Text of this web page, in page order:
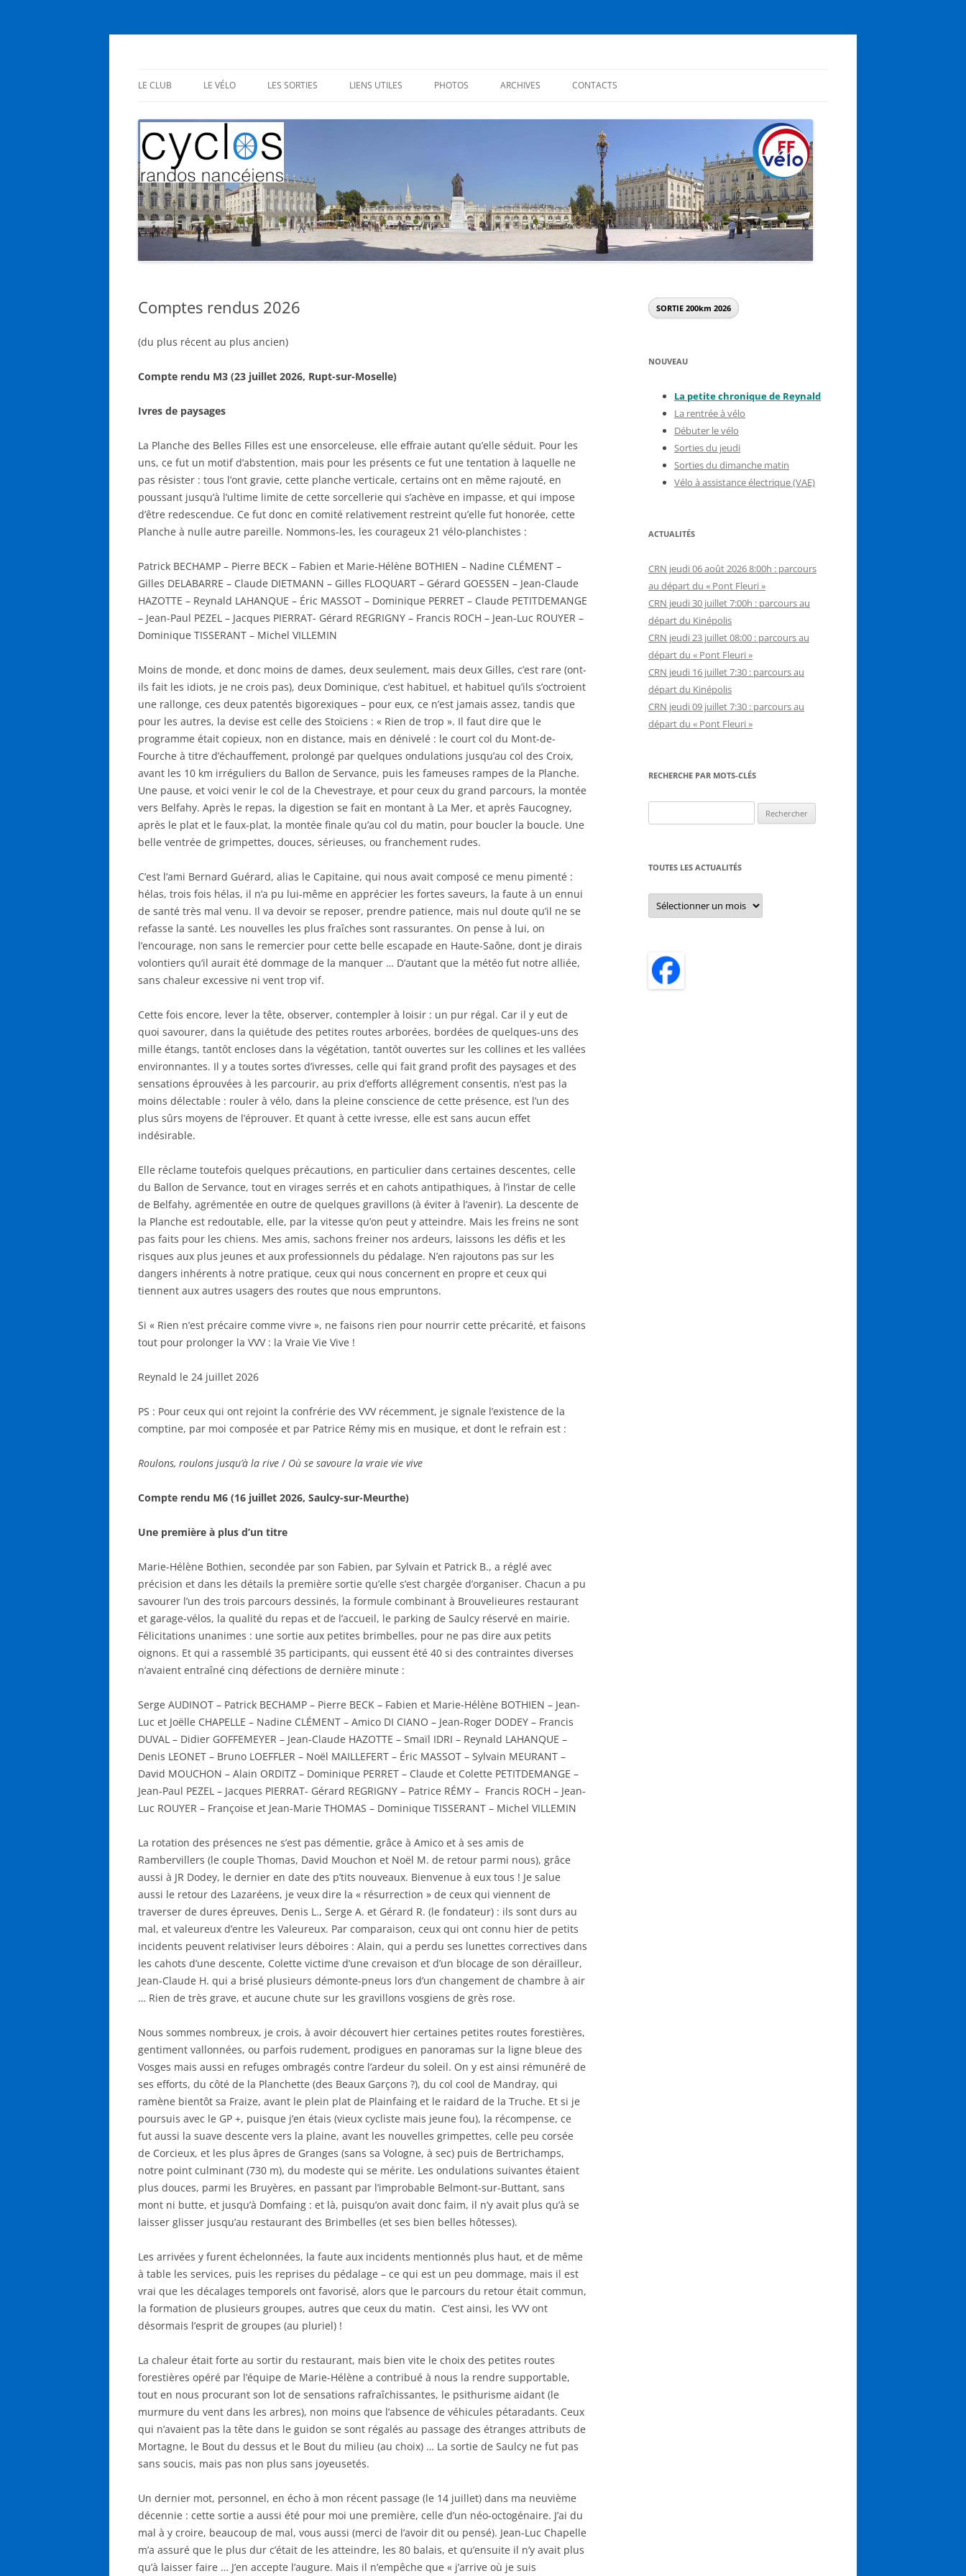
Aller
LE CLUB
STATUTS
INSCRIPTIONS
AG – RÉUNIONS
LE VÉLO
SES BIENFAITS
NOUS L’AIMONS
LES SORTIES LIENS UTILES PHOTOS ARCHIVES
CHRONIQUES 2014
CHRONIQUES 2013
PREMIÈRES CHRONIQUES (2012)
CONTACTS
Comptes rendus 2026
(du plus récent au plus ancien)
Compte rendu M3 (23 juillet 2026, Rupt-sur-Moselle)
Ivres de paysages
La Planche des Belles Filles est une ensorceleuse, elle effraie autant qu’elle séduit. Pour les
uns, ce fut un motif d’abstention, mais pour les présents ce fut une tentation à laquelle ne
pas résister : tous l’ont gravie, cette planche verticale, certains ont en même rajouté, en
poussant jusqu’à l’ultime limite de cette sorcellerie qui s’achève en impasse, et qui impose
d’être redescendue. Ce fut donc en comité relativement restreint qu’elle fut honorée, cette
Planche à nulle autre pareille. Nommons-les, les courageux 21 vélo-planchistes :
Patrick BECHAMP – Pierre BECK – Fabien et Marie-Hélène BOTHIEN – Nadine CLÉMENT –
Gilles DELABARRE – Claude DIETMANN – Gilles FLOQUART – Gérard GOESSEN – Jean-Claude
HAZOTTE – Reynald LAHANQUE – Éric MASSOT – Dominique PERRET – Claude PETITDEMANGE
– Jean-Paul PEZEL – Jacques PIERRAT- Gérard REGRIGNY – Francis ROCH – Jean-Luc ROUYER –
Dominique TISSERANT – Michel VILLEMIN
Moins de monde, et donc moins de dames, deux seulement, mais deux Gilles, c’est rare (ont-
ils fait les idiots, je ne crois pas), deux Dominique, c’est habituel, et habituel qu’ils s’octroient
une rallonge, ces deux patentés bigorexiques – pour eux, ce n’est jamais assez, tandis que
pour les autres, la devise est celle des Stoïciens : « Rien de trop ». Il faut dire que le
programme était copieux, non en distance, mais en dénivelé : le court col du Mont-de-
Fourche à titre d’échauffement, prolongé par quelques ondulations jusqu’au col des Croix,
avant les 10 km irréguliers du Ballon de Servance, puis les fameuses rampes de la Planche.
Une pause, et voici venir le col de la Chevestraye, et pour ceux du grand parcours, la montée
vers Belfahy. Après le repas, la digestion se fait en montant à La Mer, et après Faucogney,
après le plat et le faux-plat, la montée finale qu’au col du matin, pour boucler la boucle. Une
belle ventrée de grimpettes, douces, sérieuses, ou franchement rudes.
C’est l’ami Bernard Guérard, alias le Capitaine, qui nous avait composé ce menu pimenté :
hélas, trois fois hélas, il n’a pu lui-même en apprécier les fortes saveurs, la faute à un ennui
de santé très mal venu. Il va devoir se reposer, prendre patience, mais nul doute qu’il ne se
refasse la santé. Les nouvelles les plus fraîches sont rassurantes. On pense à lui, on
l’encourage, non sans le remercier pour cette belle escapade en Haute-Saône, dont je dirais
volontiers qu’il aurait été dommage de la manquer … D’autant que la météo fut notre alliée,
sans chaleur excessive ni vent trop vif.
Cette fois encore, lever la tête, observer, contempler à loisir : un pur régal. Car il y eut de
quoi savourer, dans la quiétude des petites routes arborées, bordées de quelques-uns des
mille étangs, tantôt encloses dans la végétation, tantôt ouvertes sur les collines et les vallées
environnantes. Il y a toutes sortes d’ivresses, celle qui fait grand profit des paysages et des
sensations éprouvées à les parcourir, au prix d’efforts allégrement consentis, n’est pas la
moins délectable : rouler à vélo, dans la pleine conscience de cette présence, est l’un des
plus sûrs moyens de l’éprouver. Et quant à cette ivresse, elle est sans aucun effet
indésirable.
Elle réclame toutefois quelques précautions, en particulier dans certaines descentes, celle
du Ballon de Servance, tout en virages serrés et en cahots antipathiques, à l’instar de celle
de Belfahy, agrémentée en outre de quelques gravillons (à éviter à l’avenir). La descente de
la Planche est redoutable, elle, par la vitesse qu’on peut y atteindre. Mais les freins ne sont
pas faits pour les chiens. Mes amis, sachons freiner nos ardeurs, laissons les défis et les
risques aux plus jeunes et aux professionnels du pédalage. N’en rajoutons pas sur les
dangers inhérents à notre pratique, ceux qui nous concernent en propre et ceux qui
tiennent aux autres usagers des routes que nous empruntons.
Si « Rien n’est précaire comme vivre », ne faisons rien pour nourrir cette précarité, et faisons
tout pour prolonger la VVV : la Vraie Vie Vive !
Reynald le 24 juillet 2026
PS : Pour ceux qui ont rejoint la confrérie des VVV récemment, je signale l’existence de la
comptine, par moi composée et par Patrice Rémy mis en musique, et dont le refrain est :
Roulons, roulons jusqu’à la rive / Où se savoure la vraie vie vive
Compte rendu M6 (16 juillet 2026, Saulcy-sur-Meurthe)
Une première à plus d’un titre
Marie-Hélène Bothien, secondée par son Fabien, par Sylvain et Patrick B., a réglé avec
précision et dans les détails la première sortie qu’elle s’est chargée d’organiser. Chacun a pu
savourer l’un des trois parcours dessinés, la formule combinant à Brouvelieures restaurant
et garage-vélos, la qualité du repas et de l’accueil, le parking de Saulcy réservé en mairie.
Félicitations unanimes : une sortie aux petites brimbelles, pour ne pas dire aux petits
oignons. Et qui a rassemblé 35 participants, qui eussent été 40 si des contraintes diverses
n’avaient entraîné cinq défections de dernière minute :
Serge AUDINOT – Patrick BECHAMP – Pierre BECK – Fabien et Marie-Hélène BOTHIEN – Jean-
Luc et Joëlle CHAPELLE – Nadine CLÉMENT – Amico DI CIANO – Jean-Roger DODEY – Francis
DUVAL – Didier GOFFEMEYER – Jean-Claude HAZOTTE – Smaïl IDRI – Reynald LAHANQUE –
Denis LEONET – Bruno LOEFFLER – Noël MAILLEFERT – Éric MASSOT – Sylvain MEURANT –
David MOUCHON – Alain ORDITZ – Dominique PERRET – Claude et Colette PETITDEMANGE –
Jean-Paul PEZEL – Jacques PIERRAT- Gérard REGRIGNY – Patrice RÉMY – Francis ROCH – Jean-
Luc ROUYER – Françoise et Jean-Marie THOMAS – Dominique TISSERANT – Michel VILLEMIN
La rotation des présences ne s’est pas démentie, grâce à Amico et à ses amis de
Rambervillers (le couple Thomas, David Mouchon et Noël M. de retour parmi nous), grâce
aussi à JR Dodey, le dernier en date des p’tits nouveaux. Bienvenue à eux tous ! Je salue
aussi le retour des Lazaréens, je veux dire la « résurrection » de ceux qui viennent de
traverser de dures épreuves, Denis L., Serge A. et Gérard R. (le fondateur) : ils sont durs au
mal, et valeureux d’entre les Valeureux. Par comparaison, ceux qui ont connu hier de petits
incidents peuvent relativiser leurs déboires : Alain, qui a perdu ses lunettes correctives dans
les cahots d’une descente, Colette victime d’une crevaison et d’un blocage de son dérailleur,
Jean-Claude H. qui a brisé plusieurs démonte-pneus lors d’un changement de chambre à air
… Rien de très grave, et aucune chute sur les gravillons vosgiens de grès rose.
Nous sommes nombreux, je crois, à avoir découvert hier certaines petites routes forestières,
gentiment vallonnées, ou parfois rudement, prodigues en panoramas sur la ligne bleue des
Vosges mais aussi en refuges ombragés contre l’ardeur du soleil. On y est ainsi rémunéré de
ses efforts, du côté de la Planchette (des Beaux Garçons ?), du col cool de Mandray, qui
ramène bientôt sa Fraize, avant le plein plat de Plainfaing et le raidard de la Truche. Et si je
poursuis avec le GP +, puisque j’en étais (vieux cycliste mais jeune fou), la récompense, ce
fut aussi la suave descente vers la plaine, avant les nouvelles grimpettes, celle peu corsée
de Corcieux, et les plus âpres de Granges (sans sa Vologne, à sec) puis de Bertrichamps,
notre point culminant (730 m), du modeste qui se mérite. Les ondulations suivantes étaient
plus douces, parmi les Bruyères, en passant par l’improbable Belmont-sur-Buttant, sans
mont ni butte, et jusqu’à Domfaing : et là, puisqu’on avait donc faim, il n’y avait plus qu’à se
laisser glisser jusqu’au restaurant des Brimbelles (et ses bien belles hôtesses).
Les arrivées y furent échelonnées, la faute aux incidents mentionnés plus haut, et de même
à table les services, puis les reprises du pédalage – ce qui est un peu dommage, mais il est
vrai que les décalages temporels ont favorisé, alors que le parcours du retour était commun,
la formation de plusieurs groupes, autres que ceux du matin. C’est ainsi, les VVV ont
désormais l’esprit de groupes (au pluriel) !
La chaleur était forte au sortir du restaurant, mais bien vite le choix des petites routes
forestières opéré par l’équipe de Marie-Hélène a contribué à nous la rendre supportable,
tout en nous procurant son lot de sensations rafraîchissantes, le psithurisme aidant (le
murmure du vent dans les arbres), non moins que l’absence de véhicules pétaradants. Ceux
qui n’avaient pas la tête dans le guidon se sont régalés au passage des étranges attributs de
Mortagne, le Bout du dessus et le Bout du milieu (au choix) … La sortie de Saulcy ne fut pas
sans soucis, mais pas non plus sans joyeusetés.
Un dernier mot, personnel, en écho à mon récent passage (le 14 juillet) dans ma neuvième
décennie : cette sortie a aussi été pour moi une première, celle d’un néo-octogénaire. J’ai du
mal à y croire, beaucoup de mal, vous aussi (merci de l’avoir dit ou pensé). Jean-Luc Chapelle
m’a assuré que le plus dur c’était de les atteindre, les 80 balais, et qu’ensuite il n’y avait plus
qu’à laisser faire … J’en accepte l’augure. Mais il n’empêche que « j’arrive où je suis
SORTIE 200km 2026
NOUVEAU
La petite chronique de Reynald
La rentrée à vélo
Débuter le vélo
Sorties du jeudi
Sorties du dimanche matin
Vélo à assistance électrique (VAE)
ACTUALITÉS
CRN jeudi 06 août 2026 8:00h : parcours
au départ du « Pont Fleuri »
CRN jeudi 30 juillet 7:00h : parcours au
départ du Kinépolis
CRN jeudi 23 juillet 08:00 : parcours au
départ du « Pont Fleuri »
CRN jeudi 16 juillet 7:30 : parcours au
départ du Kinépolis
CRN jeudi 09 juillet 7:30 : parcours au
départ du « Pont Fleuri »
RECHERCHE PAR MOTS-CLÉS
TOUTES LES ACTUALITÉS
Toutes
les
actualités